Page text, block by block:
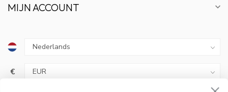
MIJN ACCOUNT
€
ABONNEER OP ONZE NIEUWSBRIEF EN BLIJF OP